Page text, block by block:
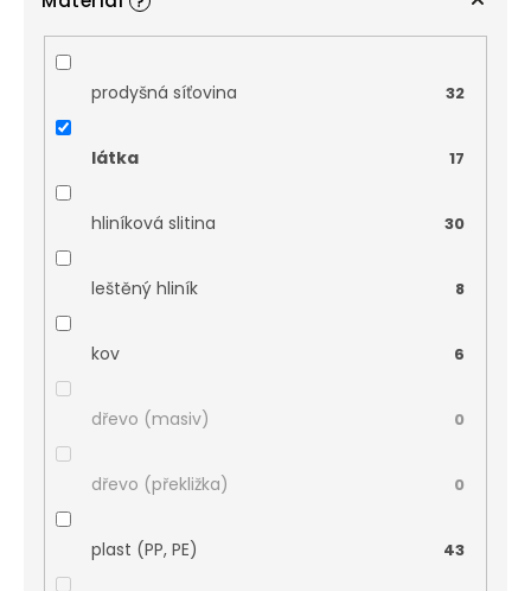
prodyšná síťovina 32
látka 17
hliníková slitina 30
leštěný hliník 8
kov 6
dřevo (masiv) 0
dřevo (překližka) 0
plast (PP, PE) 43